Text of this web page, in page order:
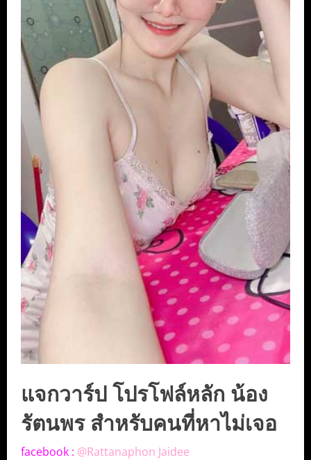
แจกวาร์ป โปรโฟล์หลัก น้อง
รัตนพร สำหรับคนที่หาไม่เจอ
facebook : @Rattanaphon Jaidee